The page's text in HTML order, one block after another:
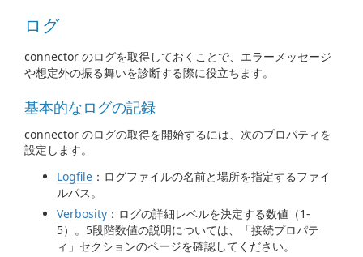
ログ
connector のログを取得しておくことで、エラーメッセージ
や想定外の振る舞いを診断する際に役立ちます。
基本的なログの記録
connector のログの取得を開始するには、次のプロパティを
設定します。
Logfile ：ログファイルの名前と場所を指定するファイ
ルパス。
Verbosity ：ログの詳細レベルを決定する数値（1-
5）。5段階数値の説明については、「接続プロパテ
ィ」セクションのページを確認してください。